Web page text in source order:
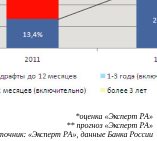
*оценка «Эксперт РА»
** прогноз «Эксперт РА»
«Эксперт РА», данные Банка России